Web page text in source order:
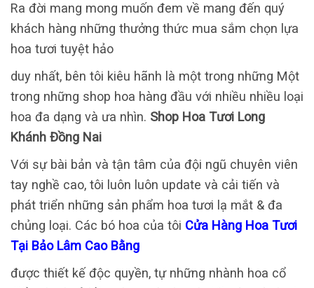
Ra đời mang mong muốn đem về mang đến quý
khách hàng những thưởng thức mua sắm chọn lựa
hoa tươi tuyệt hảo
duy nhất, bên tôi kiêu hãnh là một trong những Một
trong những shop hoa hàng đầu với nhiều nhiều loại
hoa đa dạng và ưa nhìn. Shop Hoa Tươi Long
Khánh Đồng Nai
Với sự bài bản và tận tâm của đội ngũ chuyên viên
tay nghề cao, tôi luôn luôn update và cải tiến và
phát triển những sản phẩm hoa tươi lạ mắt & đa
chủng loại. Các bó hoa của tôi Cửa Hàng Hoa Tươi
Tại Bảo Lâm Cao Bằng
được thiết kế độc quyền, tự những nhành hoa cổ